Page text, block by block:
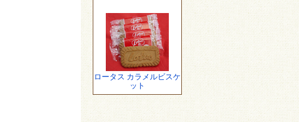
ロータス カラメルビスケ
ット